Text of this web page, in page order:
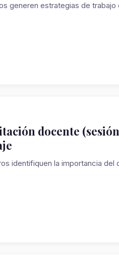
generen estrategias de
docente
identifiquen la importancia del